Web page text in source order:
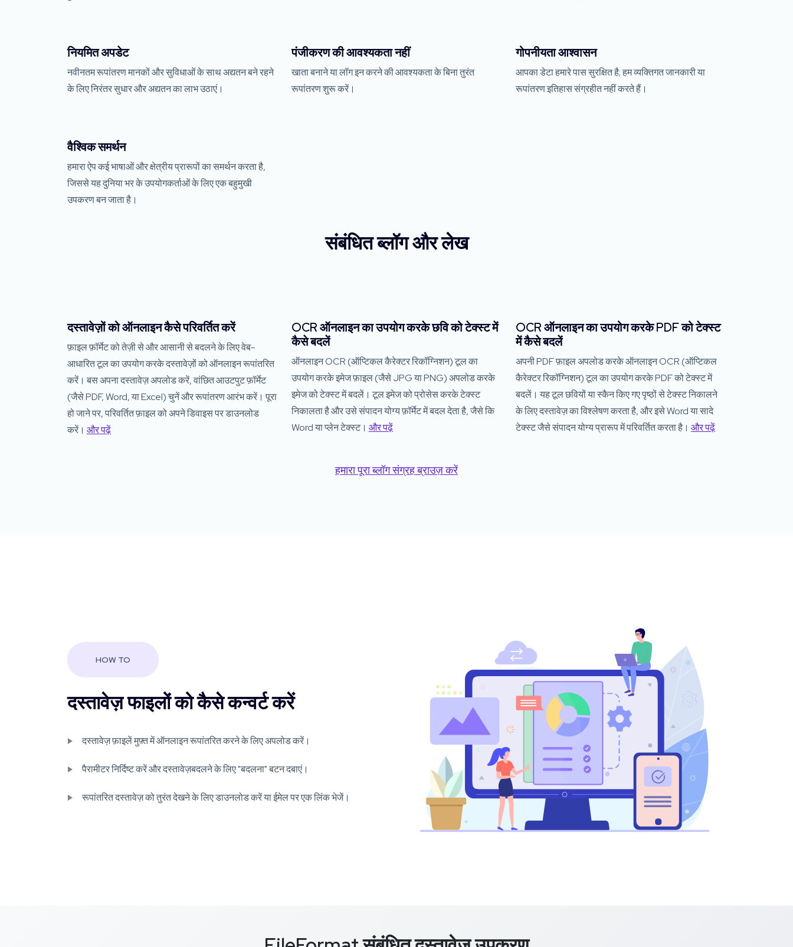
नियमित अपडेट
नवीनतम रूपांतरण मानकों और सुविधाओं के साथ अद्यतन बने रहने
के लिए निरंतर सुधार और अद्यतन का लाभ उठाएं।
पंजीकरण की आवश्यकता नहीं
खाता बनाने या लॉग इन करने की आवश्यकता के बिना तुरंत
रूपांतरण शुरू करें।
गोपनीयता आश्वासन
आपका डेटा हमारे पास सुरक्षित है; हम व्यक्तिगत जानकारी या
रूपांतरण इतिहास संग्रहीत नहीं करते हैं।
वैश्विक समर्थन
हमारा ऐप कई भाषाओं और क्षेत्रीय प्रारूपों का समर्थन करता है,
जिससे यह दुनिया भर के उपयोगकर्ताओं के लिए एक बहुमुखी
उपकरण बन जाता है।
संबंधित ब्लॉग और लेख
दस्तावेज़ों को ऑनलाइन कैसे परिवर्तित करें
फ़ाइल फ़ॉर्मेट को तेज़ी से और आसानी से बदलने के लिए वेब-
आधारित टूल का उपयोग करके दस्तावेज़ों को ऑनलाइन रूपांतरित
करें। बस अपना दस्तावेज़ अपलोड करें, वांछित आउटपुट फ़ॉर्मेट
(जैसे PDF, Word, या Excel) चुनें और रूपांतरण आरंभ करें। पूरा
हो जाने पर, परिवर्तित फ़ाइल को अपने डिवाइस पर डाउनलोड
करें। और पढ़ें
OCR ऑनलाइन का उपयोग करके छवि को टेक्स्ट में
कैसे बदलें
ऑनलाइन OCR (ऑप्टिकल कैरेक्टर रिकॉग्निशन) टूल का
उपयोग करके इमेज फ़ाइल (जैसे JPG या PNG) अपलोड करके
इमेज को टेक्स्ट में बदलें। टूल इमेज को प्रोसेस करके टेक्स्ट
निकालता है और उसे संपादन योग्य फ़ॉर्मेट में बदल देता है, जैसे कि
Word या प्लेन टेक्स्ट। और पढ़ें
OCR ऑनलाइन का उपयोग करके PDF को टेक्स्ट
में कैसे बदलें
अपनी PDF फ़ाइल अपलोड करके ऑनलाइन OCR (ऑप्टिकल
कैरेक्टर रिकॉग्निशन) टूल का उपयोग करके PDF को टेक्स्ट में
बदलें। यह टूल छवियों या स्कैन किए गए पृष्ठों से टेक्स्ट निकालने
के लिए दस्तावेज़ का विश्लेषण करता है, और इसे Word या सादे
टेक्स्ट जैसे संपादन योग्य प्रारूप में परिवर्तित करता है। और पढ़ें
हमारा पूरा ब्लॉग संग्रह ब्राउज़ करें
HOW TO
दस्तावेज़ फाइलों को कैसे कन्वर्ट करें
दस्तावेज़ फ़ाइलें मुफ़्त में ऑनलाइन रूपांतरित करने के लिए अपलोड करें।
पैरामीटर निर्दिष्ट करें और दस्तावेज़बदलने के लिए "बदलना" बटन दबाएं।
रूपांतरित दस्तावेज़ को तुरंत देखने के लिए डाउनलोड करें या ईमेल पर एक लिंक भेजें।